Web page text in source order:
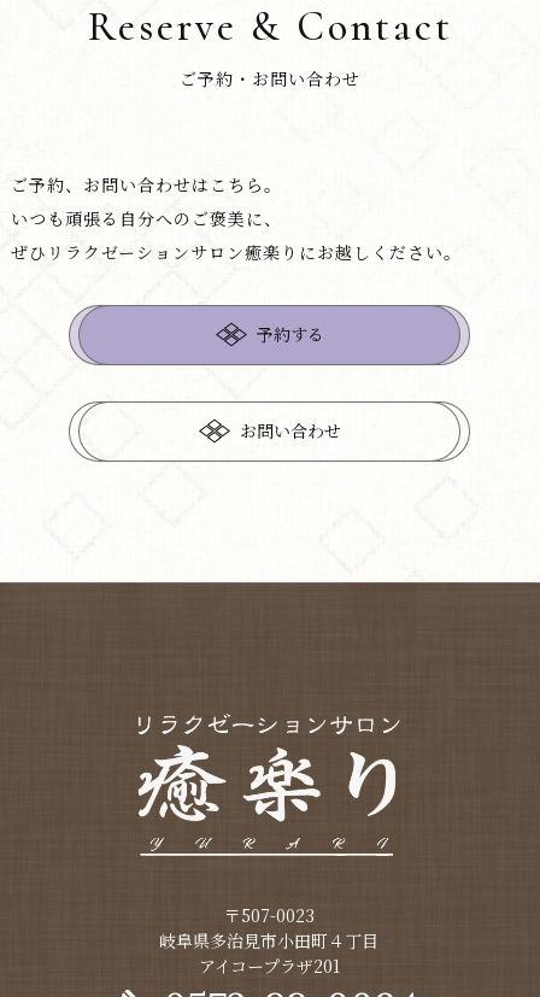
Reserve & Contact
ご予約・お問い合わせ
ご予約、お問い合わせはこちら。
いつも頑張る自分へのご褒美に、
ぜひリラクゼーションサロン癒楽りにお越しください。
予約する
お問い合わせ
〒507-0023
​​​​​​​岐阜県多治見市小田町４丁目
アイコープラザ201